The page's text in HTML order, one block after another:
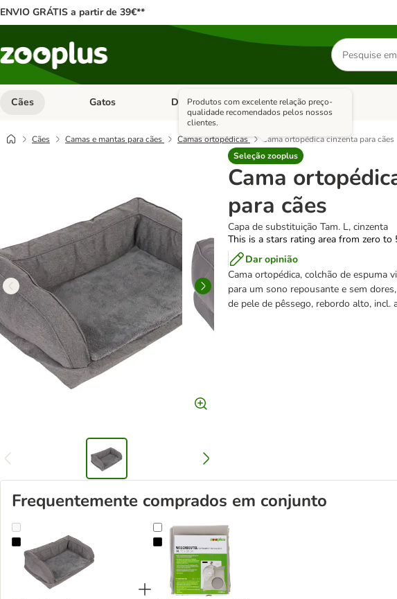
ENVIO GRÁTIS a partir de 39€**
Pesquisar
produtos
Cães Abrir menu de categoria: Cães
Gatos Abrir menu de categoria: Gatos
Dieta Vet. Abrir menu de categoria: Dieta
Antiparasitários
Cães Camas e mantas para cães Camas ortopédicas
Cama ortopédica cinzenta para cães
Seleção zooplus
Produtos com excelente relação preço-
qualidade recomendados pelos nossos
clientes.
Cama
para cães
Capa de substituição Tam. L, cinzenta
This is a stars rating area from zero to
Dar opinião
Cama ortopédica, colchão de espuma
para um sono repousante e sem
de pele de pêssego, rebordo alto, incl.
Frequentemente comprados em conjunto
Cama ortopédica cinzenta para cãesBolsa de lavagem XL para acessórios de animais de